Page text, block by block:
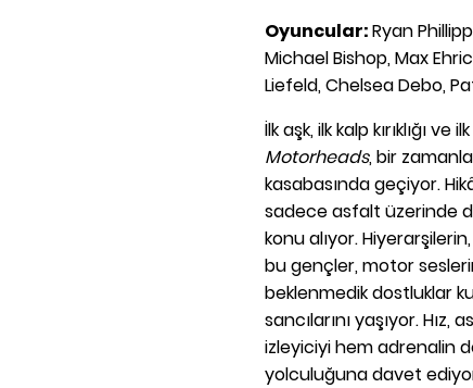
Oyuncular:Ryan
Michael Bishop, Max
Liefeld, Chelsea Debo,
İlk aşk, ilk kalp kırıklığı
Motorheads, bir
kasabasında geçiyor.
sadece asfalt üzerinde
konu alıyor.
bu gençler, motor
beklenmedik dostluklar
sancılarını yaşıyor.
izleyiciyi hem adrenalin
yolculuğuna davet